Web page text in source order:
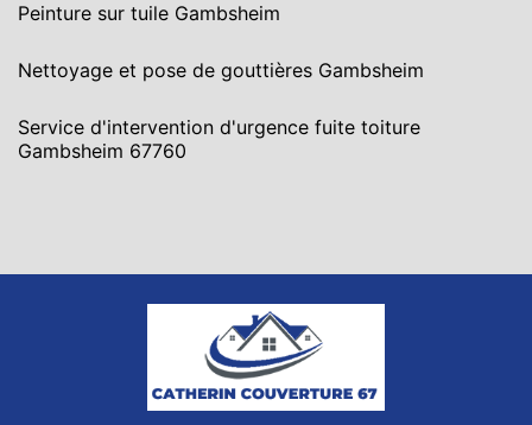
Peinture sur tuile Gambsheim
Nettoyage et pose de gouttières Gambsheim
Service d'intervention d'urgence fuite toiture
Gambsheim 67760